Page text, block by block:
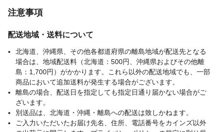
柄名
注意事項
配送地域・送料について
北海道、沖縄県、その他各都道府県の離島地域が配送先となる
場合は、地域配送料（北海道：500円、沖縄県およびその他離
島：1,700円）がかかります。これら以外の配送地域でも、一部
商品において追加送料が発生する場合がございます。
離島の場合、配送日を指定しても指定日通り届かない場合がご
ざいます。
別送品は、北海道・沖縄・離島への配送は致しかねます。
ご入力いただいたお届け先名、住所、電話番号をカインズ以外